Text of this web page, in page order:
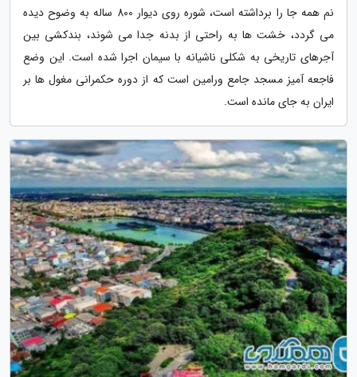
نم همه جا را برداشته است، شوره روی دیوار 800 ساله به وضوح دیده
می گردد، خشت ها به راحتی از بدنه جدا می شوند، بندکشی بین
آجرهای تاریخی به شکلی ناشیانه با سیمان اجرا شده است. این وضع
فاجعه آمیز مسجد جامع ورامین است که از دوره حکمرانی مغول ها بر
ایران به جای مانده است.